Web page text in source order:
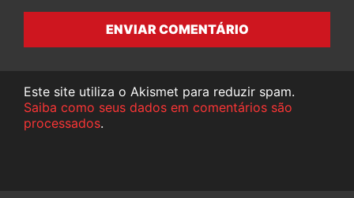
ENVIAR COMENTÁRIO
Este site utiliza o Akismet para reduzir spam.
Saiba como seus dados em comentários são
processados.